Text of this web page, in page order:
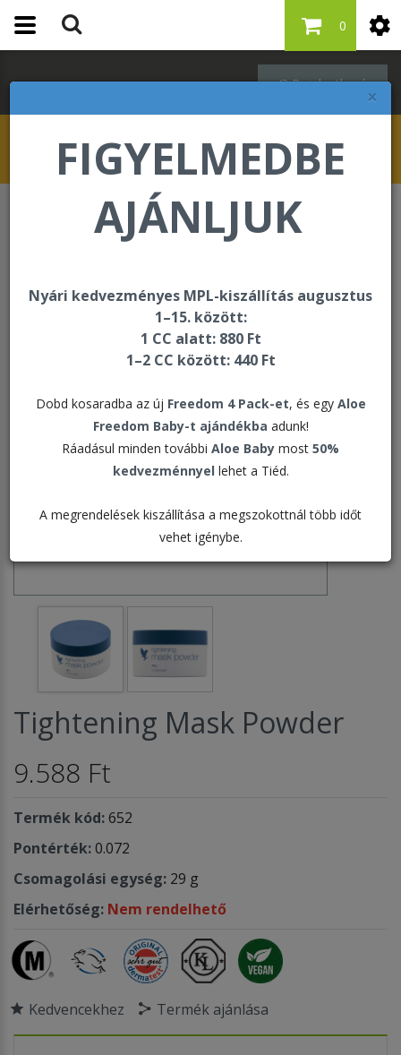
×
FIGYELMEDBE
AJÁNLJUK
Nyári kedvezményes MPL-kiszállítás augusztus
1–15. között:
1 CC alatt: 880 Ft
1–2 CC között: 440 Ft
Dobd kosaradba az új Freedom 4 Pack-et, és egy Aloe
Freedom Baby-t ajándékba adunk!
Ráadásul minden további Aloe Baby most 50%
kedvezménnyel lehet a Tiéd.
A megrendelések kiszállítása a megszokottnál több időt
vehet igénybe.
Bejelentkezés
0
ÚJDONSÁG
Pontértékes újdonságok
Tightening Mask Powder
Tightening Mask Powder
9.588 Ft
Termék kód:652
Pontérték:0.072
Csomagolási egység: 29 g
Elérhetőség: Nem rendelhető
Kedvencekhez Termék ajánlása